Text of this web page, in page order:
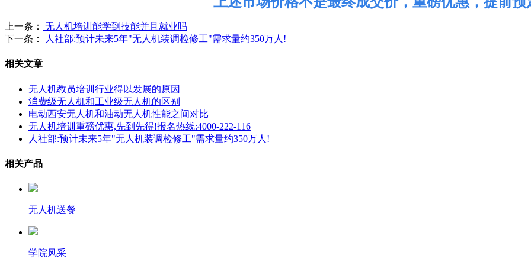
上一条：
无人机培训能学到技能并且就业吗
下一条：
人社部:预计未来5年"无人机装调检修工"需求量约350万人!
相关文章
无人机教员培训行业得以发展的原因
消费级无人机和工业级无人机的区别
电动西安无人机和油动无人机性能之间对比
无人机培训重磅优惠,先到先得!报名热线:4000-222-116
人社部:预计未来5年"无人机装调检修工"需求量约350万人!
相关产品
无人机送餐
学院风采